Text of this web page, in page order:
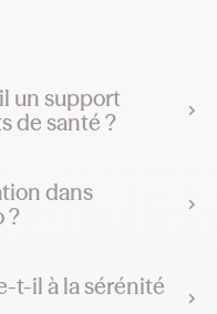
un support
de santé ?
dans
?
t-il à la sérénité